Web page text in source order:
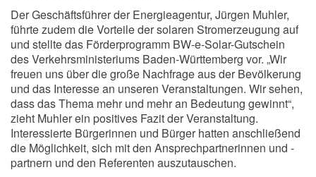
Der Geschäftsführer der Energieagentur, Jürgen Muhler,
führte zudem die Vorteile der solaren Stromerzeugung auf
und stellte das Förderprogramm BW-e-Solar-Gutschein
des Verkehrsministeriums Baden-Württemberg vor. „Wir
freuen uns über die große Nachfrage aus der Bevölkerung
und das Interesse an unseren Veranstaltungen. Wir sehen,
dass das Thema mehr und mehr an Bedeutung gewinnt“,
zieht Muhler ein positives Fazit der Veranstaltung.
Interessierte Bürgerinnen und Bürger hatten anschließend
die Möglichkeit, sich mit den Ansprechpartnerinnen und -
partnern und den Referenten auszutauschen.